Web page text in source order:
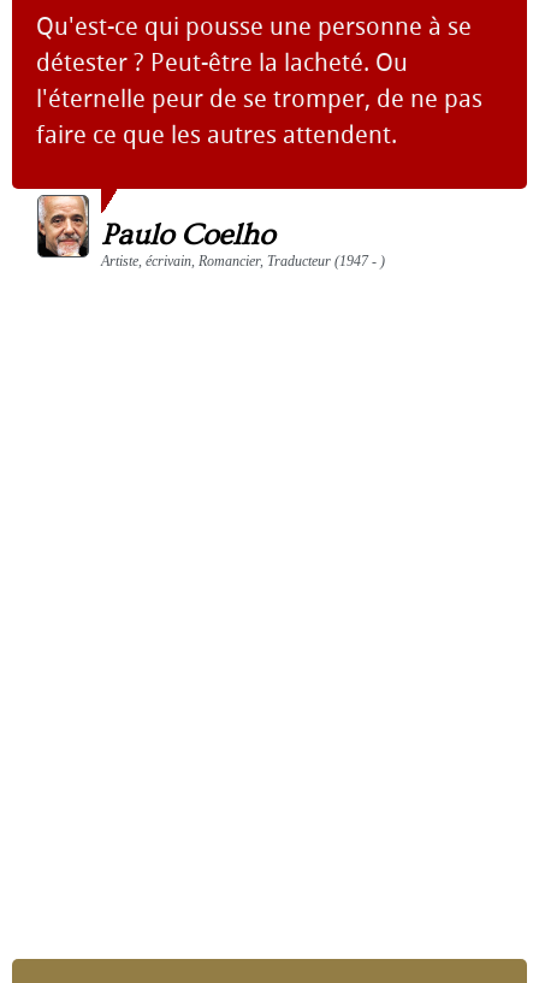
Qu'est-ce qui pousse une personne à se
détester ? Peut-être la lacheté. Ou
l'éternelle peur de se tromper, de ne pas
faire ce que les autres attendent.
Paulo Coelho
Artiste, écrivain, Romancier, Traducteur (1947 - )